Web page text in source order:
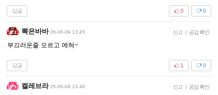
답글 0
0
뽁은바바 26-06-09 13:45 신고 | 공감 확인
부끄러운줄 모르고 에혀~
답글 0
1
켈레브라 26-06-09 13:46 신고 | 공감 확인